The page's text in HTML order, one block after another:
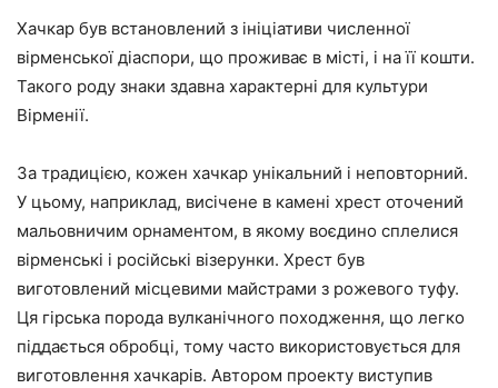
Хачкар був встановлений з ініціативи численної
вірменської діаспори, що проживає в місті, і на її кошти.
Такого роду знаки здавна характерні для культури
Вірменії.
За традицією, кожен хачкар унікальний і неповторний.
У цьому, наприклад, висічене в камені хрест оточений
мальовничим орнаментом, в якому воєдино сплелися
вірменські і російські візерунки. Хрест був
виготовлений місцевими майстрами з рожевого туфу.
Ця гірська порода вулканічного походження, що легко
піддається обробці, тому часто використовується для
виготовлення хачкарів. Автором проекту виступив